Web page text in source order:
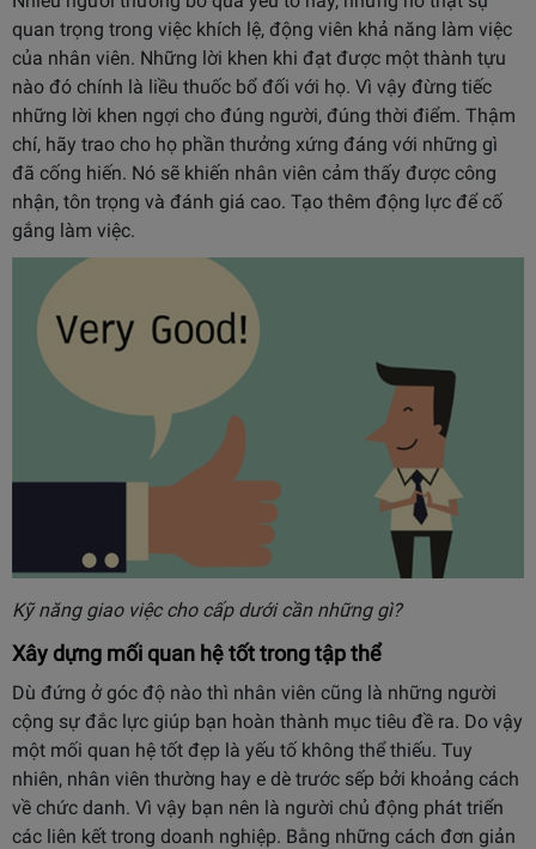
quan trọng trong việc khích lệ, động viên khả năng làm việc
của nhân viên. Những lời khen khi đạt được một thành tựu
nào đó chính là liều thuốc bổ đối với họ. Vì vậy đừng tiếc
những lời khen ngợi cho đúng người, đúng thời điểm. Thậm
chí, hãy trao cho họ phần thưởng xứng đáng với những gì
đã cống hiến. Nó sẽ khiến nhân viên cảm thấy được công
nhận, tôn trọng và đánh giá cao. Tạo thêm động lực để cố
gắng làm việc.
Kỹ năng giao việc cho cấp dưới cần những gì?
Xây dựng mối quan hệ tốt trong tập thể
Dù đứng ở góc độ nào thì nhân viên cũng là những người
cộng sự đắc lực giúp bạn hoàn thành mục tiêu đề ra. Do vậy
một mối quan hệ tốt đẹp là yếu tố không thể thiếu. Tuy
nhiên, nhân viên thường hay e dè trước sếp bởi khoảng cách
về chức danh. Vì vậy bạn nên là người chủ động phát triển
các liên kết trong doanh nghiệp. Bằng những cách đơn giản